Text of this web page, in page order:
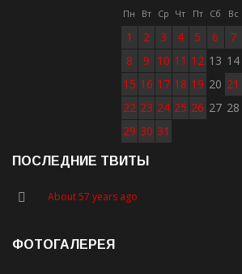
Пн Вт Ср Чт Пт Сб Вс
1 2 3 4 5 6
7
8
9 10 11 12 13 14
15 16 17 18 19 20 21
22 23 24 25 26 27 28
29 30 31
ПОСЛЕДНИЕ ТВИТЫ
About 57 years ago
ФОТОГАЛЕРЕЯ